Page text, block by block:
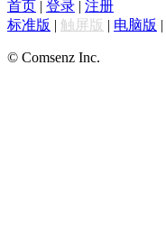
首页 | 登录 | 注册
标准版 | 触屏版 | 电脑版 |
© Comsenz Inc.